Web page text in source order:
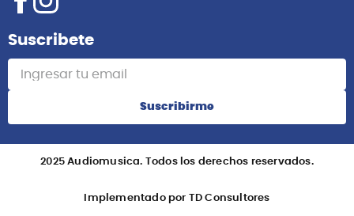
Suscribete
Suscribirme
2025 Audiomusica. Todos los derechos reservados.
Implementado por TD Consultores